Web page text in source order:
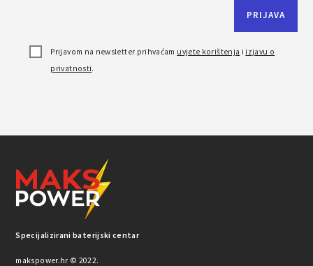
Prijavom na newsletter prihvaćam uvjete korištenja i izjavu o
privatnosti.
Specijalizirani baterijski centar
makspower.hr © 2022.